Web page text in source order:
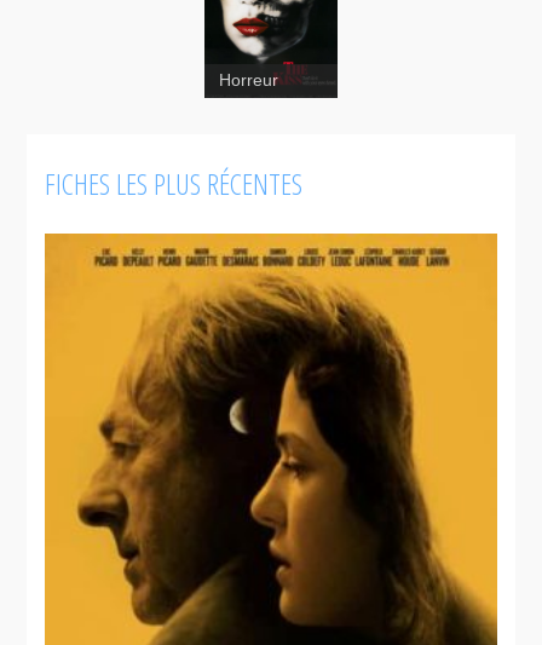
Le baiser
Il
bacio del
The
Kiss
Horreur
FICHES LES PLUS RÉCENTES